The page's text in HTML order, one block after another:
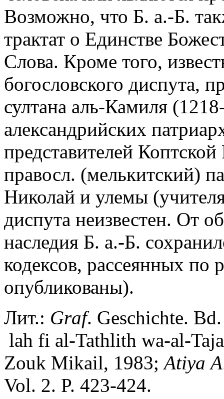
Возможно, что Б. а.-Б.
трактат о Единстве
Слова. Кроме того,
богословского диспута,
султана аль-Камиля
александрийских
представителей
правосл. (мелькитский)
Николай и улемы
диспута неизвестен. От
наследия Б. а.-Б.
кодексов, рассеянных
опубликованы).
Лит.: Graf. Geschichte.
lah fi al-Tathlith wa-al-
Zouk Mikail, 1983;Atiya A
Vol. 2. P. 423-424.